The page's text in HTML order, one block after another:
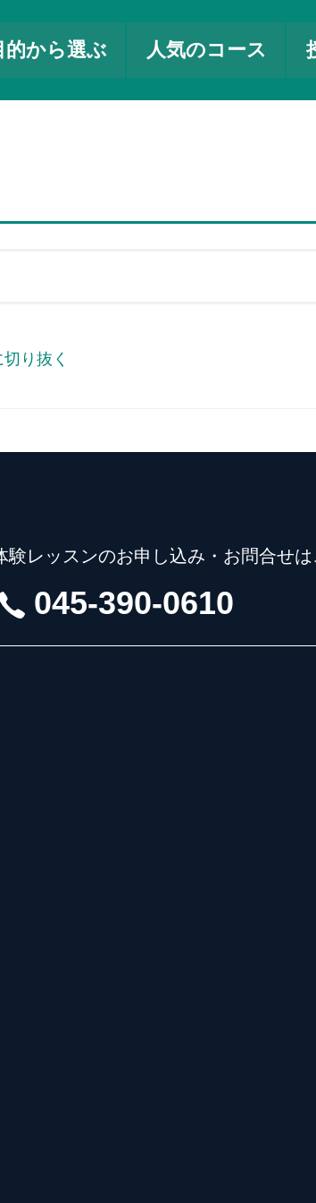
的から選ぶ 人気のコース
り抜く
験レッスンのお申し込み・お問合せ
045-390-0610